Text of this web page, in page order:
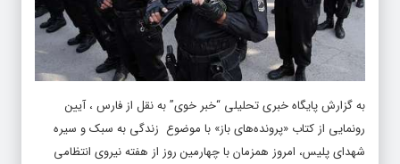
به گزارش پایگاه خبری تحلیلی “خبر خوی” به نقل از فارس ، آیین
رونمایی از کتاب «پرونده‌های باز» با موضوع ‌ زندگی به سبک و سیره
شهدای پلیس، امروز همزمان با چهارمین روز از هفته نیروی انتظامی